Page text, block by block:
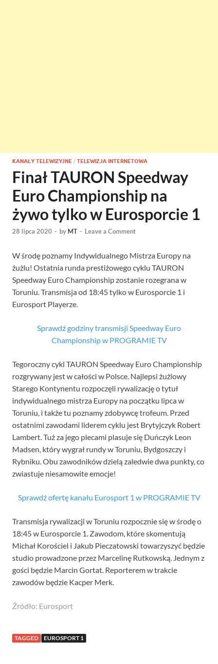
KANAŁY TELEWIZYJNE / TELEWIZJA INTERNETOWA
Finał TAURON Speedway
Euro Championship na
żywo tylko w Eurosporcie 1
28 lipca 2020 - by MT - Leave a Comment
W środę poznamy Indywidualnego Mistrza Europy na
żużlu! Ostatnia runda prestiżowego cyklu TAURON
Speedway Euro Championship zostanie rozegrana w
Toruniu. Transmisja od 18:45 tylko w Eurosporcie 1 i
Eurosport Playerze.
Sprawdź godziny transmisji Speedway Euro
Championship w PROGRAMIE TV
Tegoroczny cykl TAURON Speedway Euro Championship
rozgrywany jest w całości w Polsce. Najlepsi żużlowy
Starego Kontynentu rozpoczęli rywalizację o tytuł
indywidualnego mistrza Europy na początku lipca w
Toruniu, i także tu poznamy zdobywcę trofeum. Przed
ostatnimi zawodami liderem cyklu jest Brytyjczyk Robert
Lambert. Tuż za jego plecami plasuje się Duńczyk Leon
Madsen, który wygrał rundy w Toruniu, Bydgoszczy i
Rybniku. Obu zawodników dzielą zaledwie dwa punkty, co
zwiastuje niesamowite emocje!
Sprawdź ofertę kanału Eurosport 1 w PROGRAMIE TV
Transmisja rywalizacji w Toruniu rozpocznie się w środę o
18:45 w Eurosporcie 1. Zawodom, które skomentują
Michał Korościel i Jakub Pieczatowski towarzyszyć będzie
studio prowadzone przez Marcelinę Rutkowską. Jednym z
gości będzie Marcin Gortat. Reporterem w trakcie
zawodów będzie Kacper Merk.
Źródło: Eurosport
TAGGED EUROSPORT 1